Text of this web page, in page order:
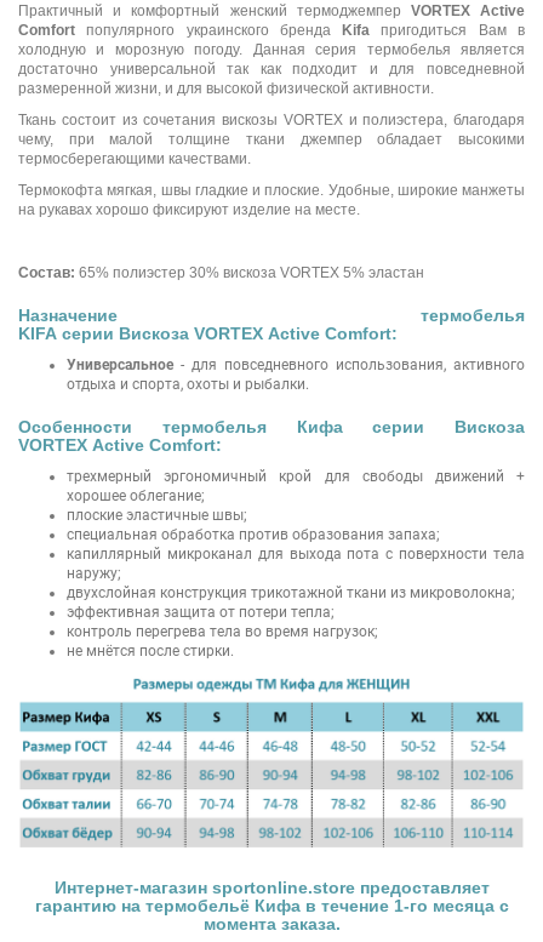
Практичный и комфортный женский термоджемпер VORTEX Active
Comfort популярного украинского брендаKifa пригодиться Вам в
холодную и морозную погоду. Данная серия термобелья является
достаточно универсальной так как подходит и для повседневной
размеренной жизни, и для высокой физической активности.
Ткань состоит из сочетания вискозы VORTEX и полиэстера, благодаря
чему, при малой толщине ткани джемпер обладает высокими
термосберегающими качествами.
Термокофта мягкая, швы гладкие и плоские. Удобные, широкие манжеты
на рукавах хорошо фиксируют изделие на месте.
Состав: 65% полиэстер 30% вискоза VORTEX 5% эластан
Назначение термобелья
KIFA серии Вискоза VORTEX Active Comfort:
Универсальное - для повседневного использования, активного
отдыха и спорта, охоты и рыбалки.
Особенности термобелья Кифа серии Вискоза
VORTEX Active Comfort:
трехмерный эргономичный крой для свободы движений +
хорошее облегание;
плоские эластичные швы;
специальная обработка против образования запаха;
капиллярный микроканал для выхода пота с поверхности тела
наружу;
двухслойная конструкция трикотажной ткани из микроволокна;
эффективная защита от потери тепла;
контроль перегрева тела во время нагрузок;
не мнётся после стирки.
Интернет-магазин sportonline.storeпредоставляет
гарантию на термобельё Кифав течение 1-го месяца с
момента заказа.